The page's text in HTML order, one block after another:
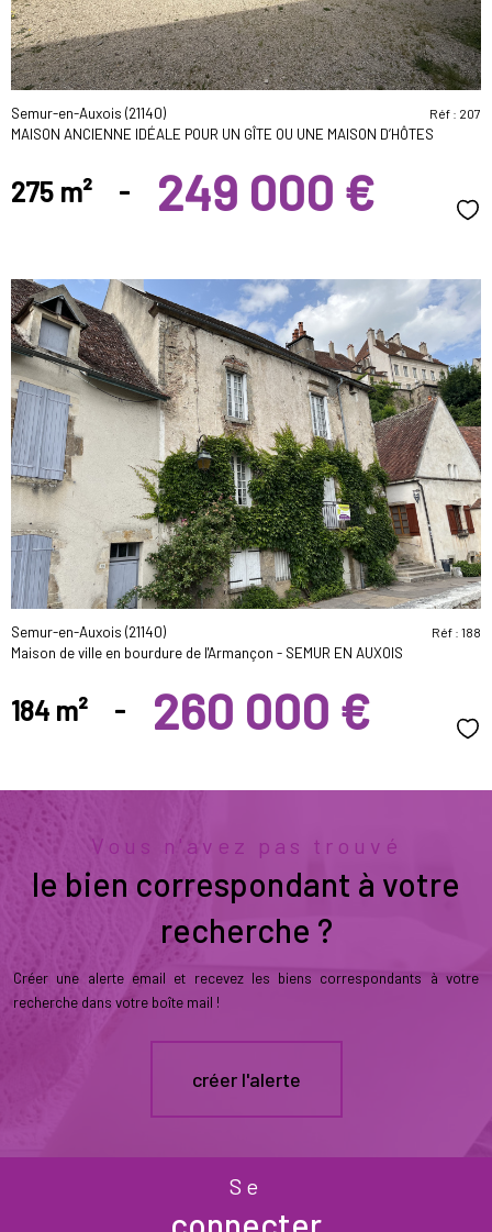
Semur-en-Auxois (21140)
MAISON ANCIENNE IDÉALE POUR UN GÎTE OU UNE MAISON D’HÔTES
Réf : 207
275 m² - 249 000 €
voir le
bien
Semur-en-Auxois (21140)
Maison de ville en bourdure de l'Armançon - SEMUR EN AUXOIS
Réf : 188
184 m² - 260 000 €
Vous n'avez pas trouvé
le bien correspondant à votre
recherche ?
Créer une alerte email et recevez les biens correspondants à votre
recherche dans votre boîte mail !
créer l'alerte
Se